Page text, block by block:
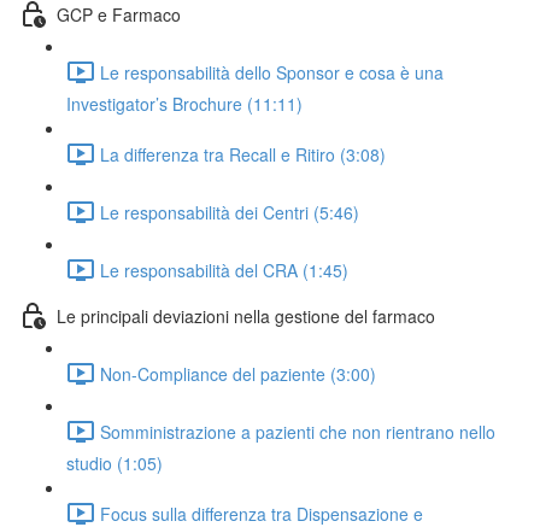
GCP e Farmaco
Le responsabilità dello Sponsor e cosa è una
Investigator’s Brochure (11:11)
La differenza tra Recall e Ritiro (3:08)
Le responsabilità dei Centri (5:46)
Le responsabilità del CRA (1:45)
Le principali deviazioni nella gestione del farmaco
Non-Compliance del paziente (3:00)
Somministrazione a pazienti che non rientrano nello
studio (1:05)
Focus sulla differenza tra Dispensazione e